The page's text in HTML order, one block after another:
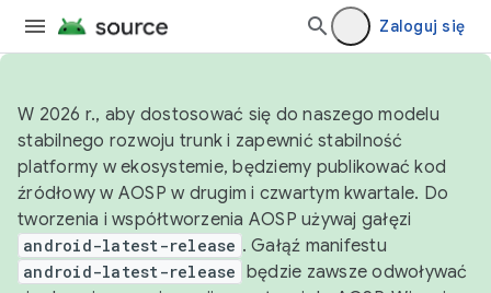
Zaloguj się
W 2026 r., aby dostosować się do naszego modelu
stabilnego rozwoju trunk i zapewnić stabilność
platformy w ekosystemie, będziemy publikować kod
źródłowy w AOSP w drugim i czwartym kwartale. Do
tworzenia i współtworzenia AOSP używaj gałęzi
android-latest-release . Gałąź manifestu
android-latest-release będzie zawsze odwoływać